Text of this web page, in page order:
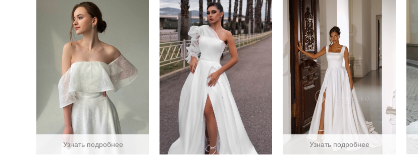
Узнать подробнее Узнать подробнее